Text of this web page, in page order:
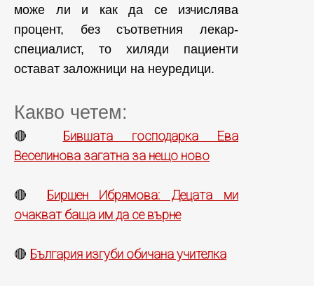
може ли и как да се изчислява
процент, без съответния лекар-
специалист, то хиляди пациенти
остават заложници на неуредици.
Какво четем:
🔴
Бившата господарка Ева
Веселинова загатна за нещо ново
🔴
Биршен Ибрямова: Децата ми
очакват баща им да се върне
🔴 България изгуби обичана учителка